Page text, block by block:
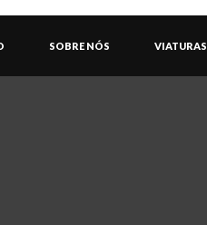
SOBRE NÓS VIATURAS